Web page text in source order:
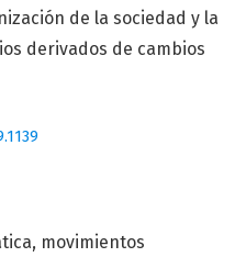
movimientos
de la sociedad y la
derivados de cambios